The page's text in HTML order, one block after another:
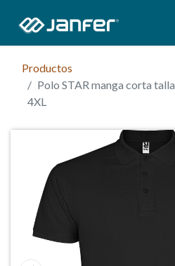
Productos
Polo STAR manga corta talla
4XL